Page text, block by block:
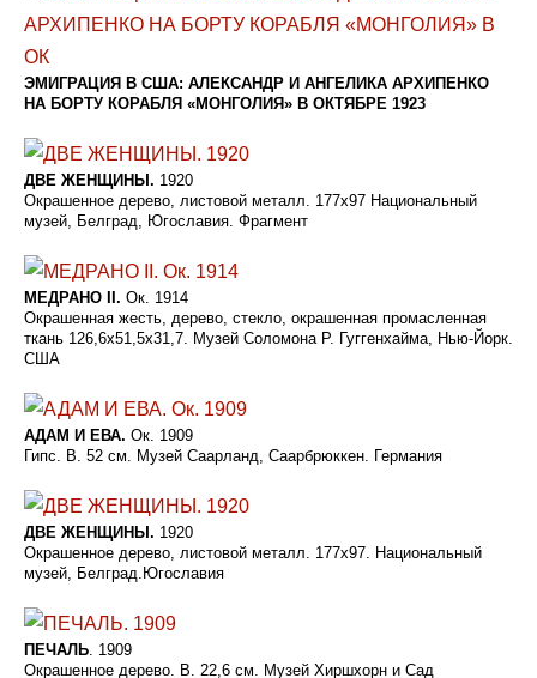
ЭМИГРАЦИЯ В США: АЛЕКСАНДР И АНГЕЛИКА АРХИПЕНКО
НА БОРТУ КОРАБЛЯ «МОНГОЛИЯ» В ОКТЯБРЕ 1923
ДВЕ ЖЕНЩИНЫ. 1920
Окрашенное дерево, листовой металл. 177x97 Национальный
музей, Белград, Югославия. Фрагмент
МЕДРАНО II. Oк. 1914
Oкрашенная жесть, дерево, стекло, окрашенная промасленная
ткань 126,6x51,5x31,7. Музей Соломона Р. Гуггенхайма, Нью-Йорк.
CША
АДАМ И ЕВА. Ок. 1909
Гипс. В. 52 см. Музей Саарланд, Саарбрюккен. Германия
ДВЕ ЖЕНЩИНЫ. 1920
Окрашенное дерево, листовой металл. 177x97. Национальный
музей, Белград.Югославия
ПЕЧАЛЬ. 1909
Окрашенное дерево. В. 22,6 см. Музей Хиршхорн и Сад